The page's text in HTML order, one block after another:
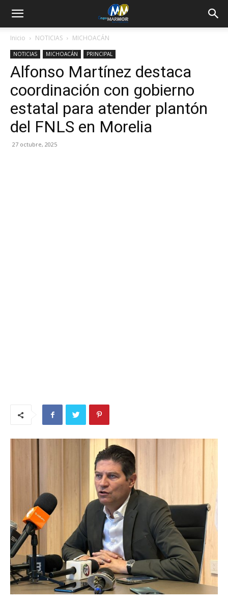
Inicio NOTICIAS MICHOACÁN
NOTICIAS MICHOACÁN PRINCIPAL
Alfonso Martínez destaca
coordinación con gobierno
estatal para atender plantón
del FNLS en Morelia
27 octubre, 2025